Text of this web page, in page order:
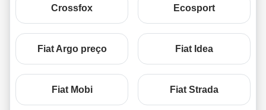
Crossfox Ecosport
Fiat Argo preço Fiat Idea
Fiat Mobi Fiat Strada